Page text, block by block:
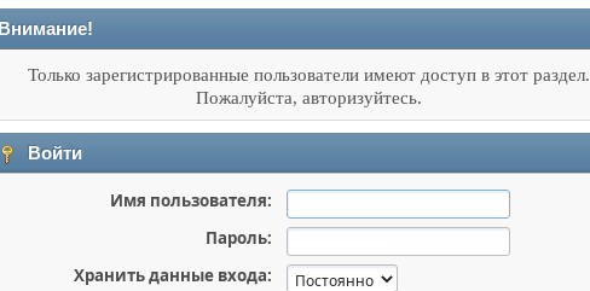
Внимание!
Только зарегистрированные пользователи имеют доступ в этот раздел.
Пожалуйста, авторизуйтесь.
Войти
Имя пользователя:
Пароль:
Хранить данные входа: